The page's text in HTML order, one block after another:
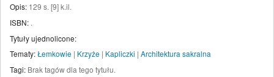
Opis: 129 s. [9] k.il.
ISBN: .
Tytuły ujednolicone:
Tematy:Łemkowie | Krzyże | Kapliczki | Architektura sakralna
Tagi: Brak tagów dla tego tytułu.